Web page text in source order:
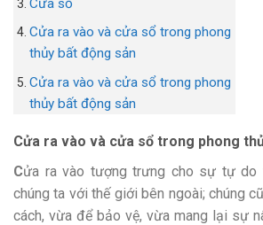
Cửa sổ
Cửa ra vào và cửa sổ trong phong
thủy bất động sản
Cửa ra vào và cửa sổ trong phong
thủy bất động sản
Cửa ra vào và cửa sổ trong phong
Cửa ra vào tượng trưng cho sự tự do
chúng ta với thế giới bên ngoài; chúng
cách, vừa để bảo vệ, vừa mang lại sự